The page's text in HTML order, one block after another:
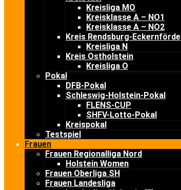
Kreisliga MO
Kreisklasse A – NO1
Kreisklasse A – NO2
Kreis Rendsburg-Eckernförde
Kreisliga N
Kreis Ostholstein
Kreisliga O
Pokal
DFB-Pokal
Schleswig-Holstein-Pokal
FLENS-CUP
SHFV-Lotto-Pokal
Kreispokal
Testspiel
Frauen
Frauen Regionalliga Nord
Holstein Women
Frauen Oberliga SH
Frauen Landesliga